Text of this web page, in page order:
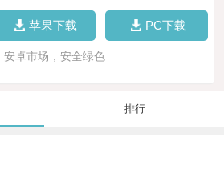
苹果下载 PC下载
安卓市场，安全绿色
排行